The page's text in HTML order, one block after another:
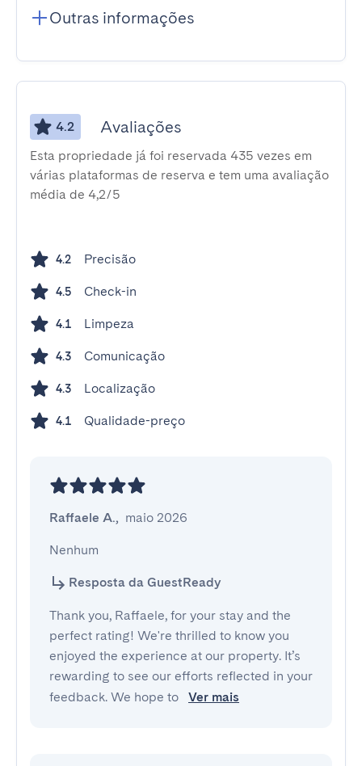
Outras informações
4.2 Avaliações
Esta propriedade já foi reservada 435 vezes em
várias plataformas de reserva e tem uma avaliação
média de 4,2/5
4.2 Precisão
4.5 Check-in
4.1 Limpeza
4.3 Comunicação
4.3 Localização
4.1 Qualidade-preço
Raffaele A., maio 2026
Nenhum
Resposta da GuestReady
Thank you, Raffaele, for your stay and the
perfect rating! We're thrilled to know you
enjoyed the experience at our property. It’s
rewarding to see our efforts reflected in your
feedback. We hope to
Ver mais